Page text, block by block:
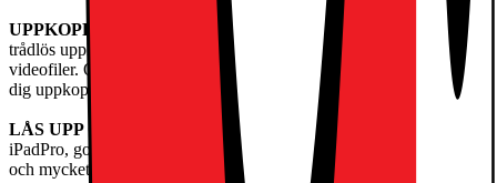
UPPKOPPLING
– Wifi 7 med Apple N1 ger snabb och säker
trådlös uppkoppling för överföring av bilder, dokument och stora
videofiler. Och supersnabbt 5G med Apple C1X gör att du kan hålla
dig uppkopplad på fler platser.
LÅS UPP OCH BETALA MED FACEID
– Lås upp din
iPadPro, godkänn betalningar på ett säkert sätt, logga in på appar
och mycket mer – allt med bara ett ögonkast.